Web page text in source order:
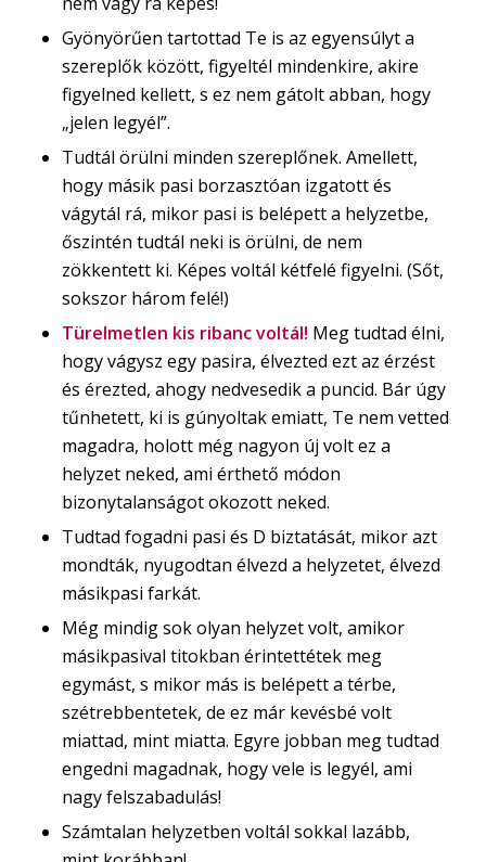
Gyönyörűen tartottad Te is az egyensúlyt a
szereplők között, figyeltél mindenkire, akire
figyelned kellett, s ez nem gátolt abban, hogy
„jelen legyél”.
Tudtál örülni minden szereplőnek. Amellett,
hogy másik pasi borzasztóan izgatott és
vágytál rá, mikor pasi is belépett a helyzetbe,
őszintén tudtál neki is örülni, de nem
zökkentett ki. Képes voltál kétfelé figyelni. (Sőt,
sokszor három felé!)
Türelmetlen kis ribanc voltál! Meg tudtad élni,
hogy vágysz egy pasira, élvezted ezt az érzést
és érezted, ahogy nedvesedik a puncid. Bár úgy
tűnhetett, ki is gúnyoltak emiatt, Te nem vetted
magadra, holott még nagyon új volt ez a
helyzet neked, ami érthető módon
bizonytalanságot okozott neked.
Tudtad fogadni pasi és D biztatását, mikor azt
mondták, nyugodtan élvezd a helyzetet, élvezd
másikpasi farkát.
Még mindig sok olyan helyzet volt, amikor
másikpasival titokban érintettétek meg
egymást, s mikor más is belépett a térbe,
szétrebbentetek, de ez már kevésbé volt
miattad, mint miatta. Egyre jobban meg tudtad
engedni magadnak, hogy vele is legyél, ami
nagy felszabadulás!
Számtalan helyzetben voltál sokkal lazább,